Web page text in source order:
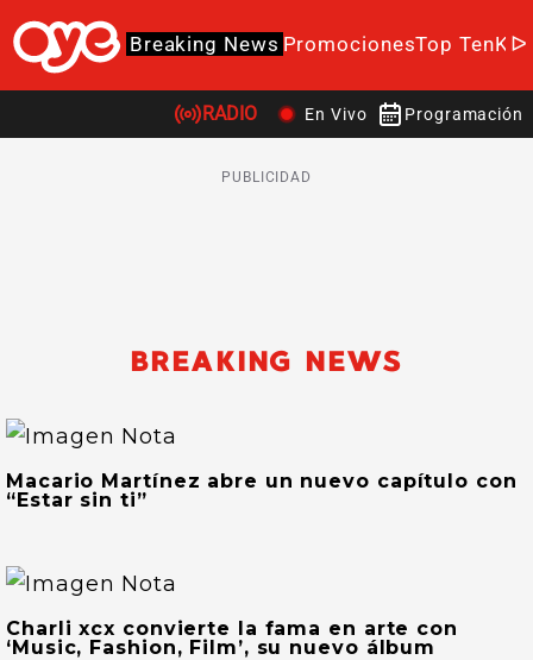
Breaking News PromocionesTop TenK-
RADIO En Vivo Programación
PUBLICIDAD
BREAKING NEWS
Macario Martínez abre un nuevo capítulo con
“Estar sin ti”
Charli xcx convierte la fama en arte con
‘Music, Fashion, Film’, su nuevo álbum